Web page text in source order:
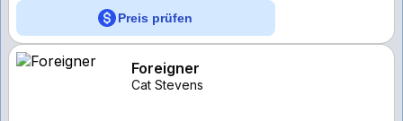
Preis prüfen
Foreigner
Cat Stevens